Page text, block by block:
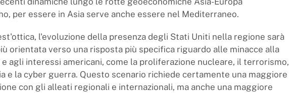
per essere in Asia serve anche essere nel Mediterraneo.
l'evoluzione della presenza degli Stati Uniti nella regione sarà
orientata verso una risposta più specifica riguardo alle minacce alla
e agli interessi americani, come la proliferazione nucleare, il terrorismo,
e la cyber guerra. Questo scenario richiede certamente una maggiore
con gli alleati regionali e internazionali, ma anche una maggiore